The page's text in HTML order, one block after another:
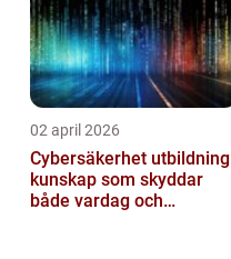
02 april 2026
Cybersäkerhet utbildning
kunskap som skyddar
både vardag och